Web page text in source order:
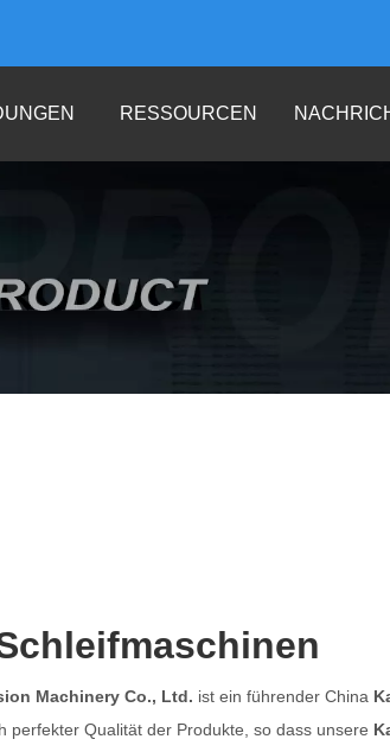
RESSOURCEN
Machinery Co., Ltd. ist ein führender China
perfekter Qualität der Produkte, so dass unsere